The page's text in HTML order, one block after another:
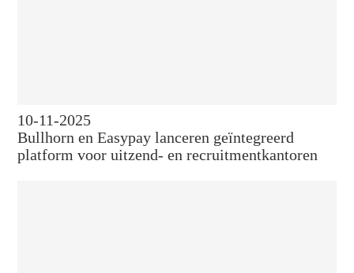
10-11-2025
Bullhorn en Easypay lanceren geïntegreerd
platform voor uitzend- en recruitmentkantoren